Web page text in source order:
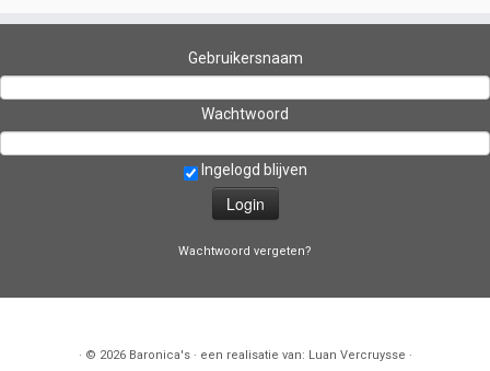
Gebruikersnaam
Wachtwoord
Ingelogd blijven
Wachtwoord vergeten?
· © 2026 Baronica's· een realisatie van: Luan Vercruysse ·